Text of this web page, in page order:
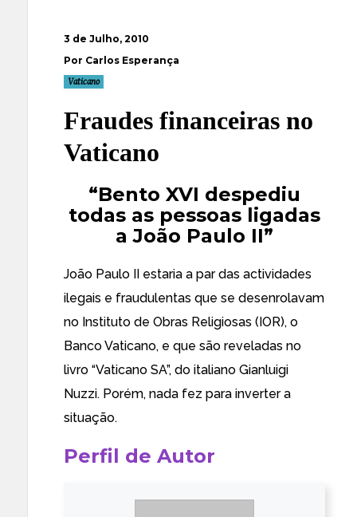
3 de Julho, 2010
Por Carlos Esperança
Vaticano
Fraudes financeiras no
Vaticano
“Bento XVI despediu
todas as pessoas ligadas
a João Paulo II”
João Paulo II estaria a par das actividades
ilegais e fraudulentas que se desenrolavam
no Instituto de Obras Religiosas (IOR), o
Banco Vaticano, e que são reveladas no
livro “Vaticano SA”, do italiano Gianluigi
Nuzzi. Porém, nada fez para inverter a
situação.
Perfil de Autor